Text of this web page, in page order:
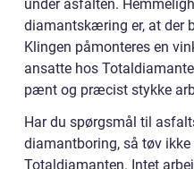
under asfalten.
diamantskæring er, at der
Klingen påmonteres en
ansatte hos
pænt og præcist stykke
Har du spørgsmål til
diamantboring, så tøv
Totaldiamanten. Intet